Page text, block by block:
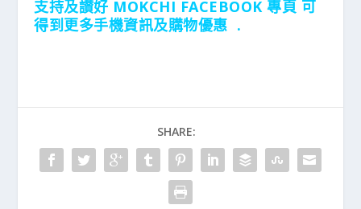
支持及讃好 MOKCHI FACEBOOK 專頁 可
得到更多手機資訊及購物優惠 .
SHARE: